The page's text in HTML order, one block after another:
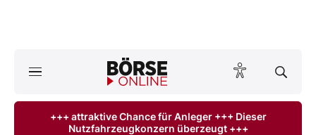
ktuelle Ausgabe BÖRSE ONLINE lesen
+++ attraktive Chance für Anleger +++ Dieser
Nutzfahrzeugkonzern überzeugt +++